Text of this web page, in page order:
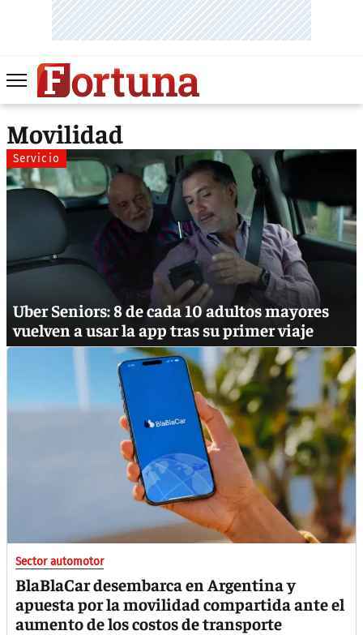
Movilidad
Servicio
Uber Seniors: 8 de cada 10 adultos mayores
vuelven a usar la app tras su primer viaje
Sector automotor
BlaBlaCar desembarca en Argentina y
apuesta por la movilidad compartida ante el
aumento de los costos de transporte